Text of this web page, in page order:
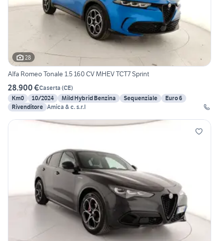
28
Alfa Romeo Tonale 1.5 160 CV MHEV TCT7 Sprint
28.900 €Caserta (CE)
Km0
10/2024 Mild Hybrid Benzina Sequenziale
Euro 6
Rivenditore Amica & c. s.r.l